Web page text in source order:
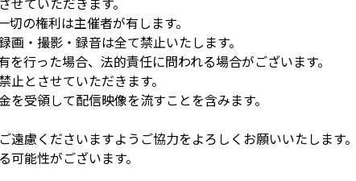
の権利は主催者が有します。
・撮影・録音は全て禁止いたします。
行った場合、法的責任に問われる場合がございます。
とさせていただきます。
受領して配信映像を流すことを含みます。
慮くださいますようご協力をよろしくお願いいたします。
能性がございます。